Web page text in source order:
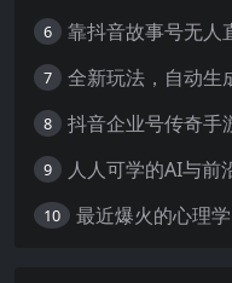
6 靠抖音故事号无人
7
8
9
10